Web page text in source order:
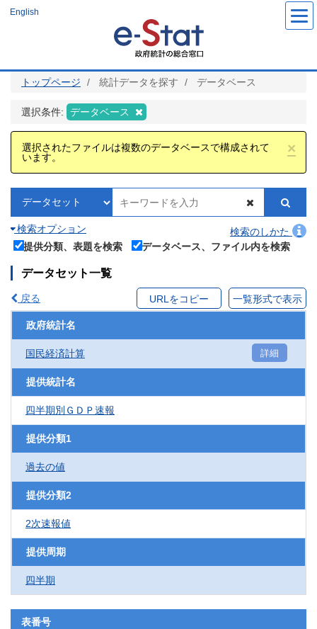
ツ
English
トップページ 統計データを探す データベース
選択条件: データベース
×
選択されたファイルは複数のデータベースで構成されて
います。
検索オプション
検索のしかた
提供分類、表題を検索
データベース、ファイル内を検索
データセット一覧
戻る URLをコピー 一覧形式で表示
政府統計名
国民経済計算 詳細
提供統計名
四半期別ＧＤＰ速報
提供分類1
過去の値
提供分類2
2次速報値
提供周期
四半期
表番号